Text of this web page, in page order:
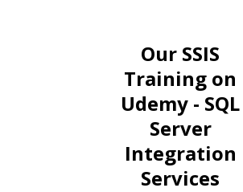
Our SSIS
Training on
Udemy - SQL
Server
Integration
Services